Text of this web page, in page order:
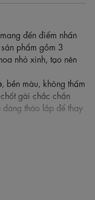
mang đến điểm nhấn
phẩm gồm 3
nhỏ xinh, tạo nên
, bền màu, không thấm
gài chắc chắn
dàng tháo lắp để thay
sự tươi mới, vui